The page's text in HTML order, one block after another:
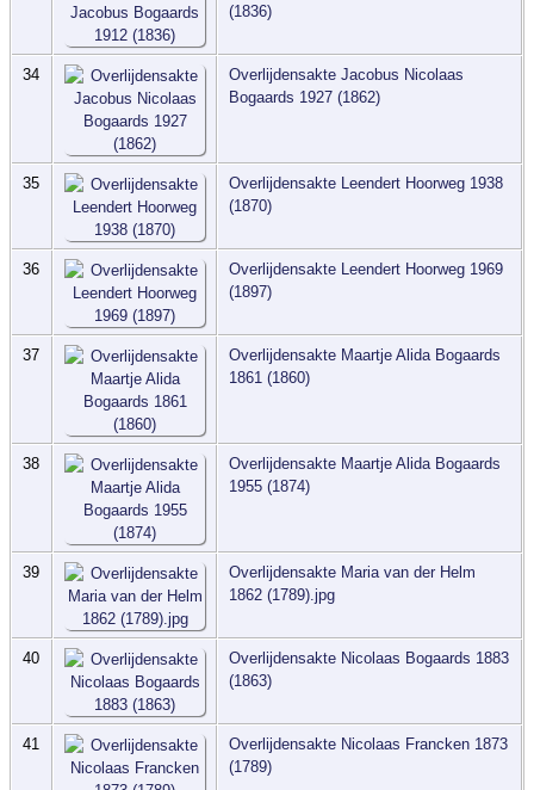
(1836)
34
Overlijdensakte Jacobus Nicolaas
Bogaards 1927 (1862)
35
Overlijdensakte Leendert Hoorweg 1938
(1870)
36
Overlijdensakte Leendert Hoorweg 1969
(1897)
37
Overlijdensakte Maartje Alida Bogaards
1861 (1860)
38
Overlijdensakte Maartje Alida Bogaards
1955 (1874)
39
Overlijdensakte Maria van der Helm
1862 (1789).jpg
40
Overlijdensakte Nicolaas Bogaards 1883
(1863)
41
Overlijdensakte Nicolaas Francken 1873
(1789)